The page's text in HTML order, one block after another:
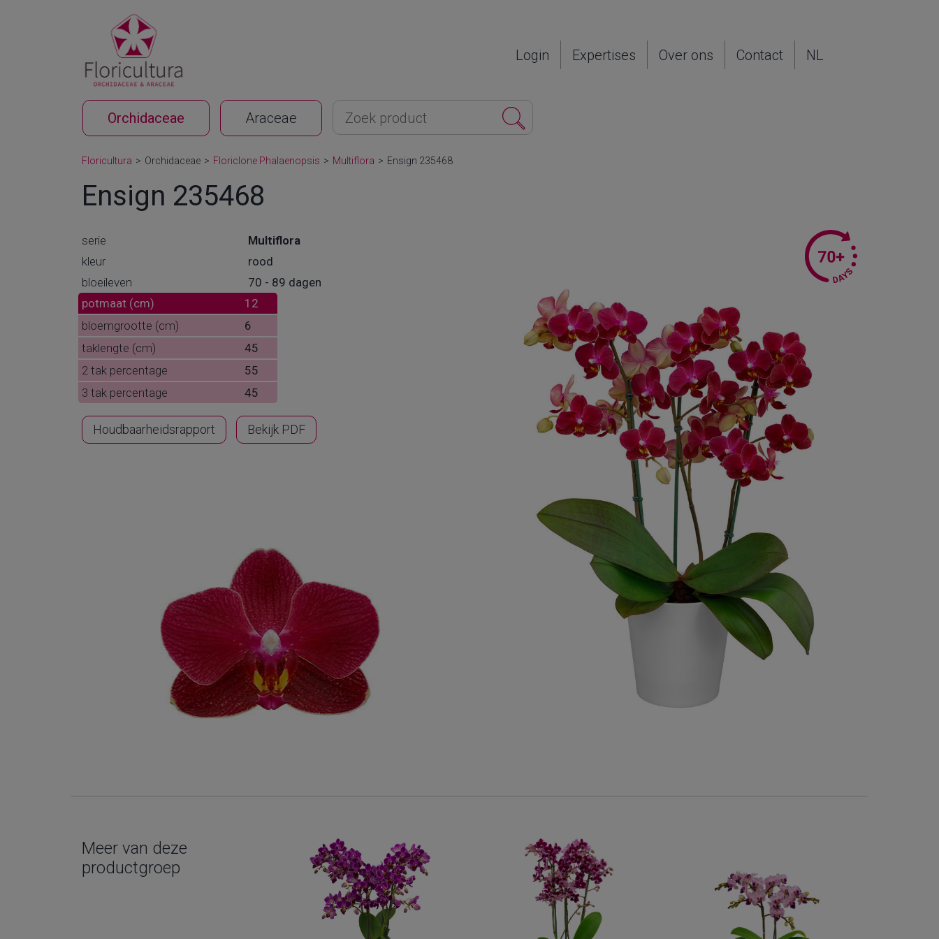
Orchidaceae Araceae
Login Expertises Over ons Contact NL
Floricultura > Orchidaceae > Floriclone Phalaenopsis > Multiflora > Ensign 235468
Ensign 235468
serie
Multiflora
kleur
rood
bloeileven
70 - 89 dagen
potmaat (cm)
12
bloemgrootte (cm)
6
taklengte (cm)
45
2 tak percentage
55
3 tak percentage
45
Houdbaarheidsrapport Bekijk PDF
Meer van deze
productgroep